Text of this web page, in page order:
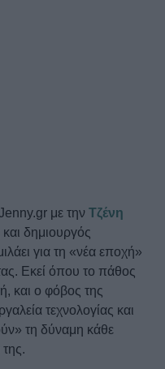
με την Τζένη
και δημιουργός
για τη «νέα εποχή»
Εκεί όπου το πάθος
και ο φόβος της
τεχνολογίας και
τη δύναμη κάθε